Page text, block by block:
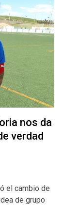
nos da
verdad
el cambio de
de grupo